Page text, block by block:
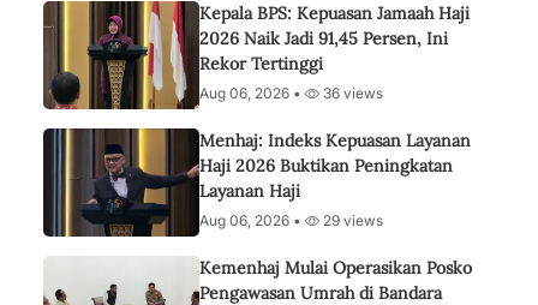
Kepala BPS: Kepuasan Jamaah Haji
2026 Naik Jadi 91,45 Persen, Ini
Rekor Tertinggi
Aug 06, 2026 • 36 views
Menhaj: Indeks Kepuasan Layanan
Haji 2026 Buktikan Peningkatan
Layanan Haji
Aug 06, 2026 • 29 views
Kemenhaj Mulai Operasikan Posko
Pengawasan Umrah di Bandara